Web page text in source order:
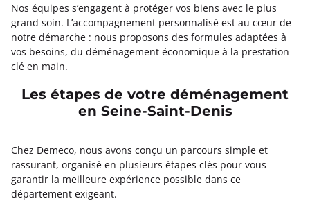
Nos équipes s’engagent à protéger vos biens avec le plus
grand soin. L’accompagnement personnalisé est au cœur de
notre démarche : nous proposons des formules adaptées à
vos besoins, du déménagement économique à la prestation
clé en main.
Les étapes de votre déménagement
en Seine-Saint-Denis
Chez Demeco, nous avons conçu un parcours simple et
rassurant, organisé en plusieurs étapes clés pour vous
garantir la meilleure expérience possible dans ce
département exigeant.